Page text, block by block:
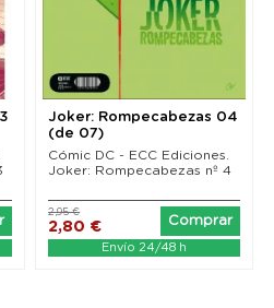
Joker: Rompecabezas 04
(de 07)
Cómic DC - ECC Ediciones.
Joker: Rompecabezas nº 4
2,80 €
2,95 €
Comprar
Envío 24/48 h